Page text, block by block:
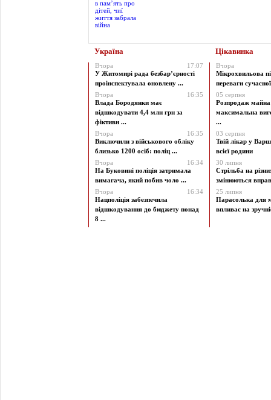
Україна Цікавинка
Вчора
17:07
У Житомирі рада безбар’єрності
проінспектувала оновлену ...
Вчора
16:35
Влада Бородянки має
відшкодувати 4,4 млн грн за
фіктивн ...
Вчора
16:35
Виключили з військового обліку
близько 1200 осіб: поліц ...
Вчора
16:34
На Буковині поліція затримала
вимагача, який побив чоло ...
Вчора
16:34
Нацполіція забезпечила
відшкодування до бюджету понад
8 ...
Вчора
Мікрохвильова
переваги
05 серпня
Розпродаж майна
максимальна
...
03 серпня
Твій лікар у
всієї родини
30 липня
Стрільба на
змінюються
25 липня
Парасолька для
впливає на